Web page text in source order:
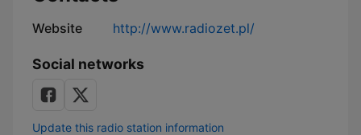
Website http://www.radiozet.pl/
Social networks
Update this radio station information